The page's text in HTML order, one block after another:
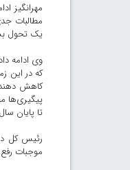
مهرانگیز
مطالبات
یک تحول
وی ادامه
کاهش
تا پایان سال ۱۴۰۴ به ۹/۲ میلیون متر مکعب کاهش یابد.
رئیس کل
موجبات